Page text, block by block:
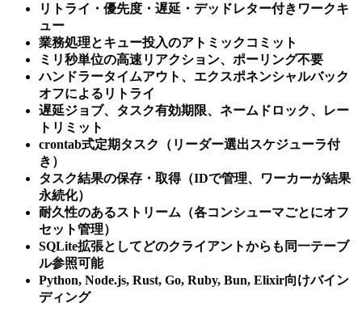
リトライ・優先度・遅延・デッドレター付きワークキ
ュー
業務処理とキュー投入のアトミックコミット
ミリ秒単位の高速リアクション、ポーリング不要
ハンドラータイムアウト、エクスポネンシャルバック
オフによるリトライ
遅延ジョブ、タスク有効期限、ネームドロック、レー
トリミット
crontab式定期タスク（リーダー選出スケジューラ付
き）
タスク結果の保存・取得（IDで管理、ワーカーが結果
永続化）
耐久性のあるストリーム（各コンシューマごとにオフ
セット管理）
SQLite拡張としてどのクライアントからも同一テーブ
ル参照可能
Python, Node.js, Rust, Go, Ruby, Bun, Elixir向けバイン
ディング